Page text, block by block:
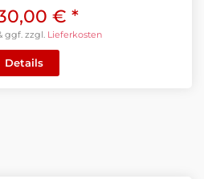
€ *
ggf. zzgl. Lieferkosten
Details